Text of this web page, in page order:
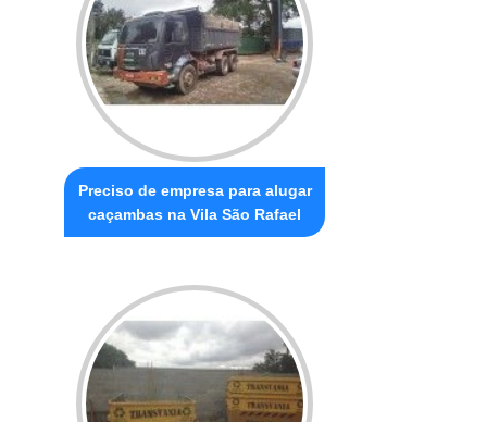
Preciso de empresa para alugar
caçambas na Vila São Rafael